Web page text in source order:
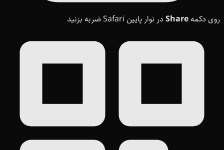
روی دکمهShare در نوار پایین Safari ضربه بزنید